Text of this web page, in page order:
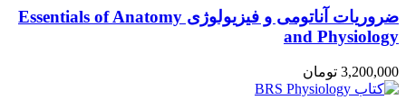
ضروریات آناتومی و فیزیولوژی Essentials of Anatomy
and Physiology
3,200,000 تومان